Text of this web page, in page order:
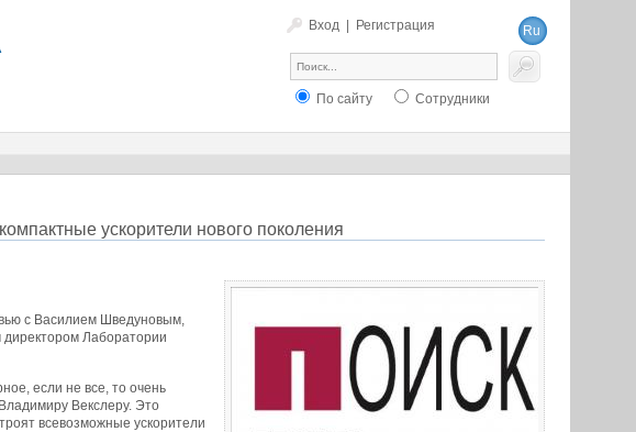
Вход Регистрация
Ru
En
По сайту Сотрудники
ускорители нового поколения
с Василием Шведуновым,
Лаборатории
если не все, то очень
Векслеру. Это
всевозможные ускорители